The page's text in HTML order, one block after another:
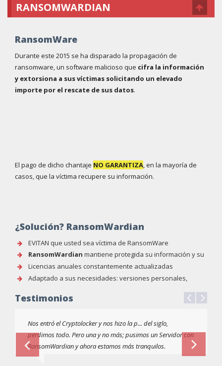
RANSOMWARDIAN
RansomWare
Durante este 2015 se ha disparado la propagación de
ransomware, un software malicioso que cifra la información
y extorsiona a sus víctimas solicitando un elevado
importe por el rescate de sus datos.
El pago de dicho chantaje NO GARANTIZA, en la mayoría de
casos, que la víctima recupere su información.
¿Solución? RansomWardian
EVITAN que usted sea víctima de RansomWare
RansomWardian mantiene protegida su información y su
sistema informático
Licencias anuales constantemente actualizadas
Adaptado a sus necesidades: versiones personales,
Testimonios
Nos entró el Cryptolocker y nos hizo la p... del siglo,
perdimos todo. Pero una y no más; pusimos un Servidor con
RansomWardian y ahora estamos más tranquilos.